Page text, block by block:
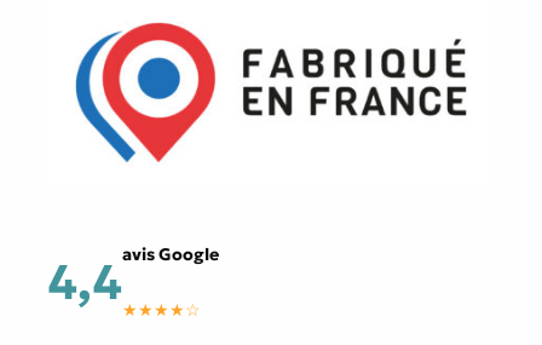
4,4avis Google
★★★★☆